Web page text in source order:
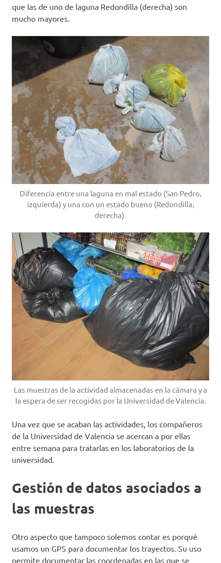
que las de uno de laguna Redondilla (derecha) son
mucho mayores.
Diferencia entre una laguna en mal estado (San Pedro,
izquierda) y una con un estado bueno (Redondilla,
derecha).
Las muestras de la actividad almacenadas en la cámara y a
la espera de ser recogidas por la Universidad de Valencia.
Una vez que se acaban las actividades, los compañeros
de la Universidad de Valencia se acercan a por ellas
entre semana para tratarlas en los laboratorios de la
universidad.
Gestión de datos asociados a
las muestras
Otro aspecto que tampoco solemos contar es porqué
usamos un GPS para documentar los trayectos. Su uso
permite documentar las coordenadas en las que se